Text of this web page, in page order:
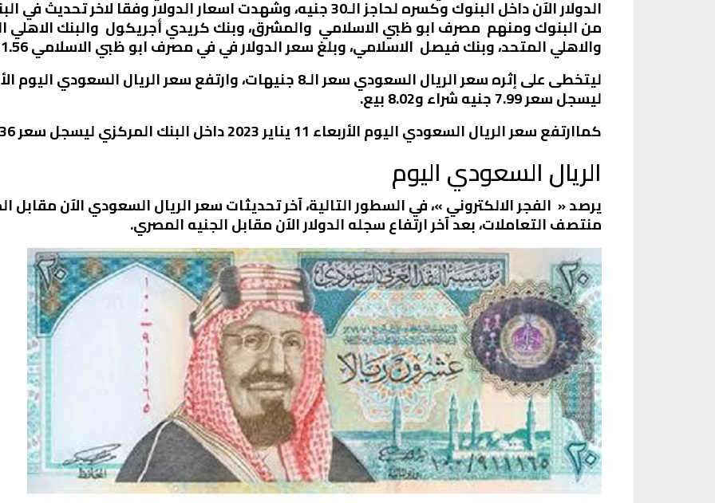
من البنوك ومنهم مصرف ابو ظبي الاسلامي والمشرق، وبنك كريدي أجريكول والبنك الاهلي
والاهلي المتحد، وبنك فيصل الاسلامي، وبلغ سعر الدولار في في مصرف ابو ظبي الاسلامي 31.56 جنيه للشراء و31.60 جنيه للبيع.
ليسجل سعر 7.99 جنيه شراء و8.02 بيع.
كماارتفع سعر الريال السعودي اليوم الأربعاء 11 يناير 2023 داخل البنك المركزي ليسجل سعر 7.36 شراء و7.38 بيع.
الريال السعودي اليوم
منتصف التعاملات، بعد آخر ارتفاع سجله الدولار الآن مقابل الجنيه المصري.